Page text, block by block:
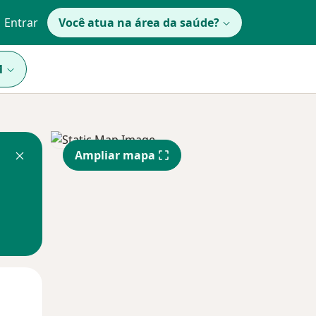
Entrar Você atua na área da saúde?
Ampliar mapa